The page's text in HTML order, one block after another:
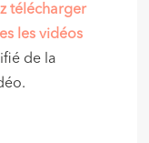
télécharger
les vidéos
de la